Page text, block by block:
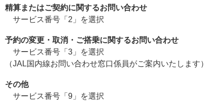
精算またはご契約に関するお問い合わせ
サービス番号「2」を選択
予約の変更・取消・ご搭乗に関するお問い合わせ
サービス番号「3」を選択
（JAL国内線お問い合わせ窓口係員がご案内いたします）
その他
サービス番号「9」を選択